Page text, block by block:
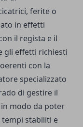
ferite o
in effetti
il regista e il
gli effetti richiesti
con la
specializzato
di gestire il
modo da poter
stabiliti e